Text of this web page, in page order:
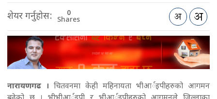
शेयर गर्नुहोस: 0
Shares
नारायणगढ । चितवनमा केही महिनायता भीआर्इपीहरुको आगमन